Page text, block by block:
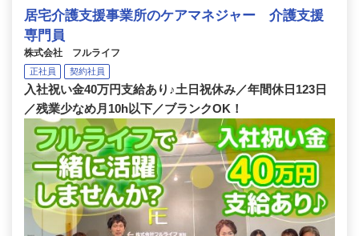
居宅介護支援事業所のケアマネジャー 介護支援
専門員
株式会社 フルライフ
正社員 契約社員
入社祝い金40万円支給あり♪土日祝休み／年間休日123日
／残業少なめ月10h以下／ブランクOK！